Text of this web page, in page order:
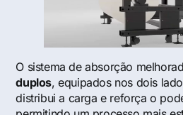
O sistema de absorção
duplos, equipados nos dois
distribui a carga e reforça o